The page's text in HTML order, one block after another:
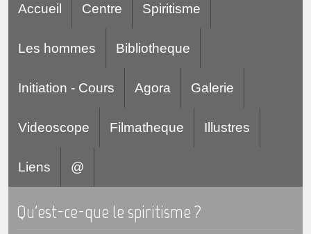
Accueil Centre Spiritisme
Les hommes Bibliotheque
Initiation - Cours Agora Galerie
Videoscope Filmatheque Illustres
Liens @
Qu'est-ce-que le spiritisme ?